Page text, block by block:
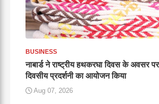
BUSINESS
नाबार्ड ने राष्ट्रीय हथकरघा दिवस के अवसर
दिवसीय प्रदर्शनी का आयोजन किया
Aug 07, 2026